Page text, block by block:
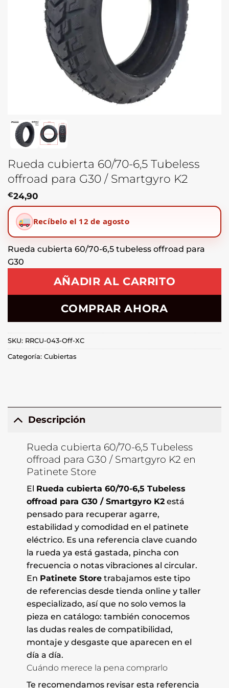
Rueda cubierta 60/70-6,5 Tubeless
offroad para G30 / Smartgyro K2
€24,90
Recíbelo el 12 de agosto
Rueda cubierta 60/70-6,5 tubeless offroad para
G30
AÑADIR AL CARRITO
COMPRAR AHORA
SKU: RRCU-043-Off-XC
Categoría: Cubiertas
Descripción
Rueda cubierta 60/70-6,5 Tubeless
offroad para G30 / Smartgyro K2 en
Patinete Store
El Rueda cubierta 60/70-6,5 Tubeless
offroad para G30 / Smartgyro K2está
pensado para recuperar agarre,
estabilidad y comodidad en el patinete
eléctrico. Es una referencia clave cuando
la rueda ya está gastada, pincha con
frecuencia o notas vibraciones al circular.
En Patinete Storetrabajamos este tipo
de referencias desde tienda online y taller
especializado, así que no solo vemos la
pieza en catálogo: también conocemos
las dudas reales de compatibilidad,
montaje y desgaste que aparecen en el
día a día.
Cuándo merece la pena comprarlo
Te recomendamos revisar esta referencia